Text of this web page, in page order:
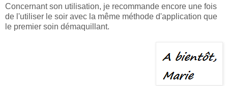
Concernant son utilisation, je recommande encore une fois
de l'utiliser le soir avec la même méthode d'application que
le premier soin démaquillant.